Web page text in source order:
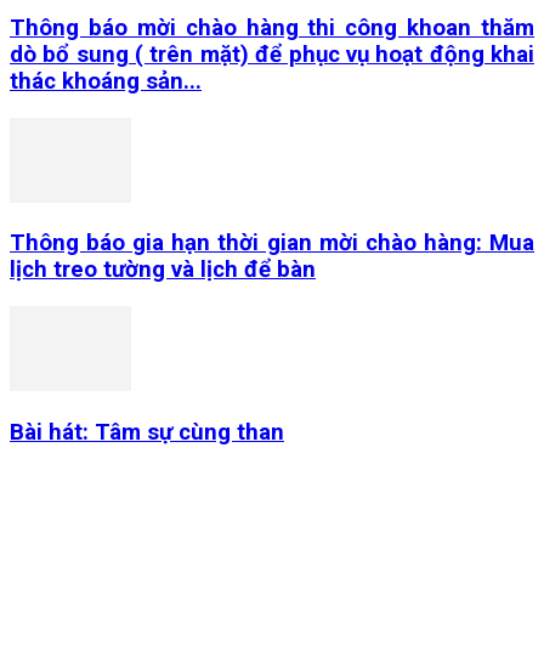
Thông báo mời chào hàng thi công khoan thăm
dò bổ sung ( trên mặt) để phục vụ hoạt động khai
thác khoáng sản...
Thông báo gia hạn thời gian mời chào hàng: Mua
lịch treo tường và lịch để bàn
Bài hát: Tâm sự cùng than